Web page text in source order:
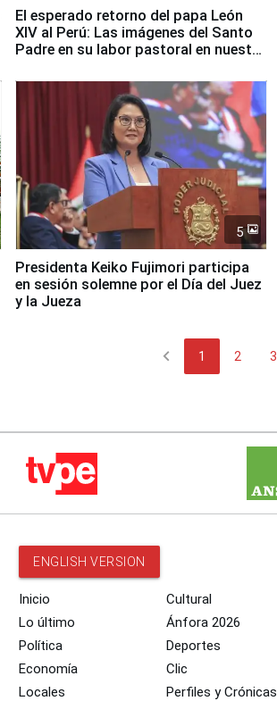
El esperado retorno del papa León
XIV al Perú: Las imágenes del Santo
Padre en su labor pastoral en nuestro
5
Presidenta Keiko Fujimori participa
en sesión solemne por el Día del Juez
y la Jueza
chevron_left 1 2 3
ENGLISH VERSION
Inicio
Lo último
Política
Economía
Locales
Cultural
Ánfora 2026
Deportes
Clic
Perfiles y Crónicas